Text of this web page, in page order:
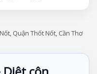
Quận Thốt Nốt, Cần Thơ